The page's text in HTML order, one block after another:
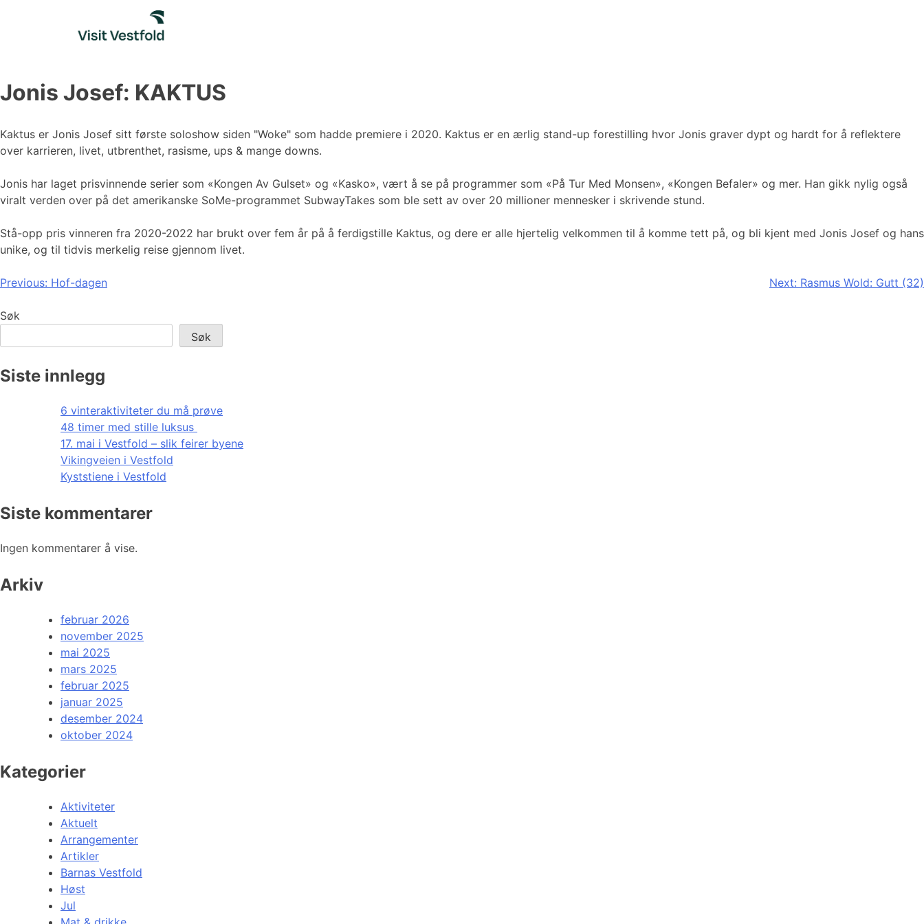
Jonis Josef: KAKTUS
Kaktus er Jonis Josef sitt første soloshow siden "Woke" som hadde premiere i 2020. Kaktus er en ærlig stand-up forestilling hvor Jonis graver dypt og hardt for å reflektere
over karrieren, livet, utbrenthet, rasisme, ups & mange downs.
Jonis har laget prisvinnende serier som «Kongen Av Gulset» og «Kasko», vært å se på programmer som «På Tur Med Monsen», «Kongen Befaler» og mer. Han gikk nylig også
viralt verden over på det amerikanske SoMe-programmet SubwayTakes som ble sett av over 20 millioner mennesker i skrivende stund.
Stå-opp pris vinneren fra 2020-2022 har brukt over fem år på å ferdigstille Kaktus, og dere er alle hjertelig velkommen til å komme tett på, og bli kjent med Jonis Josef og hans
unike, og til tidvis merkelig reise gjennom livet.
Innleggsnavigasjon
Previous: Hof-dagen Next: Rasmus Wold: Gutt (32)
Søk
Søk
Siste innlegg
6 vinteraktiviteter du må prøve
48 timer med stille luksus
17. mai i Vestfold – slik feirer byene
Vikingveien i Vestfold
Kyststiene i Vestfold
Siste kommentarer
Ingen kommentarer å vise.
Arkiv
februar 2026
november 2025
mai 2025
mars 2025
februar 2025
januar 2025
desember 2024
oktober 2024
Kategorier
Aktiviteter
Aktuelt
Arrangementer
Artikler
Barnas Vestfold
Høst
Jul